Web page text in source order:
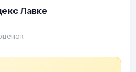
Лавке